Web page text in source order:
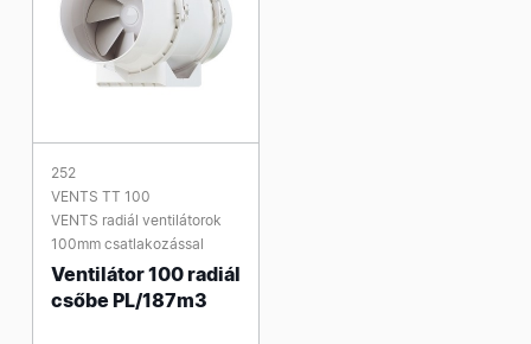
252
VENTS TT 100
VENTS radiál ventilátorok
100mm csatlakozással
Ventilátor 100 radiál
csőbe PL/187m3